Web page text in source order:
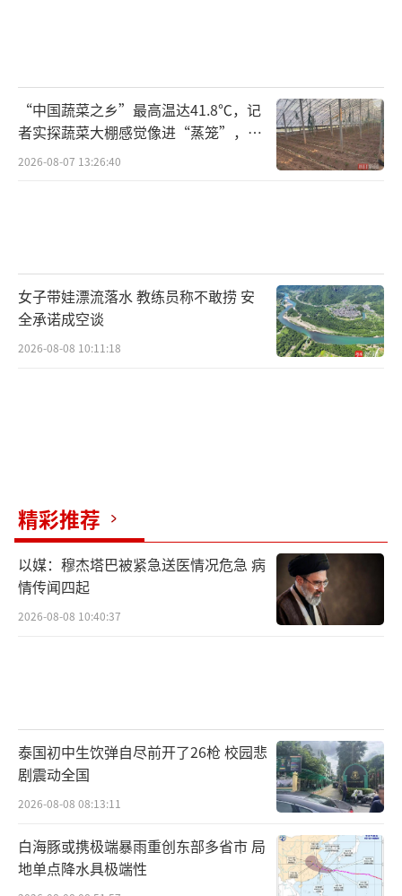
“中国蔬菜之乡”最高温达41.8℃，记
者实探蔬菜大棚感觉像进“蒸笼”，有
村民称只能凌晨两点起来干活
2026-08-07 13:26:40
女子带娃漂流落水 教练员称不敢捞 安
全承诺成空谈
2026-08-08 10:11:18
精彩推荐
以媒：穆杰塔巴被紧急送医情况危急 病
情传闻四起
2026-08-08 10:40:37
泰国初中生饮弹自尽前开了26枪 校园悲
剧震动全国
2026-08-08 08:13:11
白海豚或携极端暴雨重创东部多省市 局
地单点降水具极端性